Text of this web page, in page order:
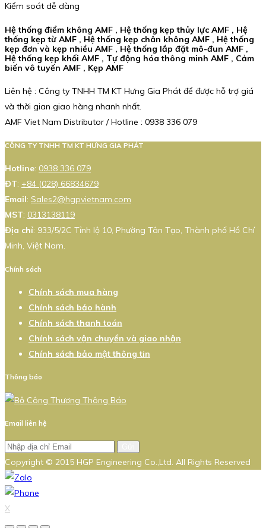
Kiểm soát dễ dàng
Hệ thống điểm không AMF , Hệ thống kẹp thủy lực AMF , Hệ
thống kẹp từ AMF , Hệ thống kẹp chân không AMF , Hệ thống
kẹp đơn và kẹp nhiều AMF , Hệ thống lắp đặt mô-đun AMF ,
Hệ thống kẹp khối AMF , Tự động hóa thông minh AMF , Cảm
biến vô tuyến AMF , Kẹp AMF
Liên hệ : Công ty TNHH TM KT Hưng Gia Phát để được hỗ trợ giá
và thời gian giao hàng nhanh nhất.
AMF Viet Nam Distributor / Hotline : 0938 336 079
CÔNG TY TNHH TM KT HƯNG GIA PHÁT
Hotline: 0938 336 079
ĐT: +84 (028) 66834679
Email: Sales2@hgpvietnam.com
MST: 0313138119
Địa chỉ: 933/5/2C Tỉnh lộ 10, Phường Tân Tạo, Thành phố Hồ Chí
Minh, Việt Nam.
Chính sách
Chính sách mua hàng
Chính sách bảo hành
Chính sách thanh toán
Chính sách vận chuyển và giao nhận
Chính sách bảo mật thông tin
Thông báo
Email liên hệ
Copyright © 2015 HGP Engineering Co.,Ltd. All Rights Reserved
X